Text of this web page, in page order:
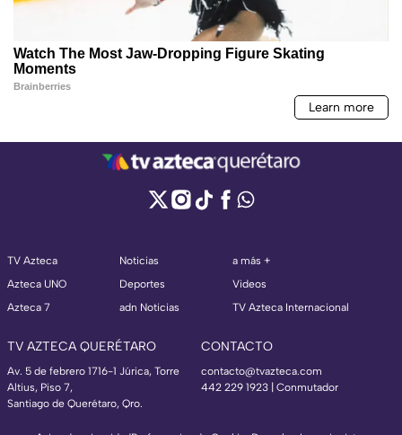
TV Azteca
Azteca UNO
Azteca 7
Noticias
Deportes
adn Noticias
a más +
Videos
TV Azteca Internacional
TV AZTECA QUERÉTARO
Av. 5 de febrero 1716-1 Júrica, Torre
Altius, Piso 7,
Santiago de Querétaro, Qro.
CONTACTO
contacto@tvazteca.com
442 229 1923 | Conmutador